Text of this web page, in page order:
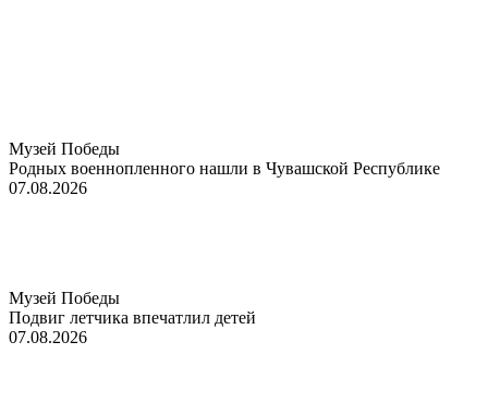
Музей Победы
Родных военнопленного нашли в Чувашской Республике
07.08.2026
Музей Победы
Подвиг летчика впечатлил детей
07.08.2026